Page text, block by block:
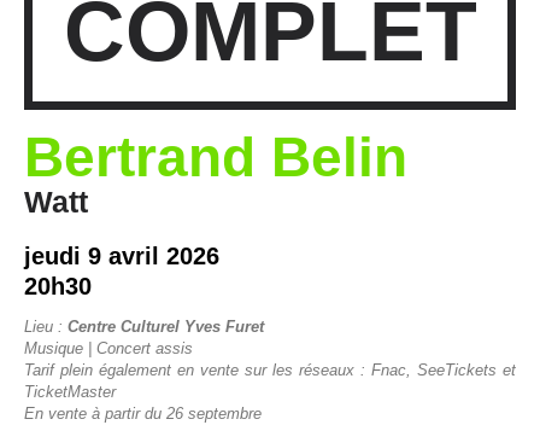
COMPLET
Bertrand Belin
Watt
jeudi 9 avril 2026
20h30
Lieu : Centre Culturel Yves Furet
Musique | Concert assis
Tarif plein également en vente sur les réseaux : Fnac, SeeTickets et
TicketMaster
En vente à partir du 26 septembre